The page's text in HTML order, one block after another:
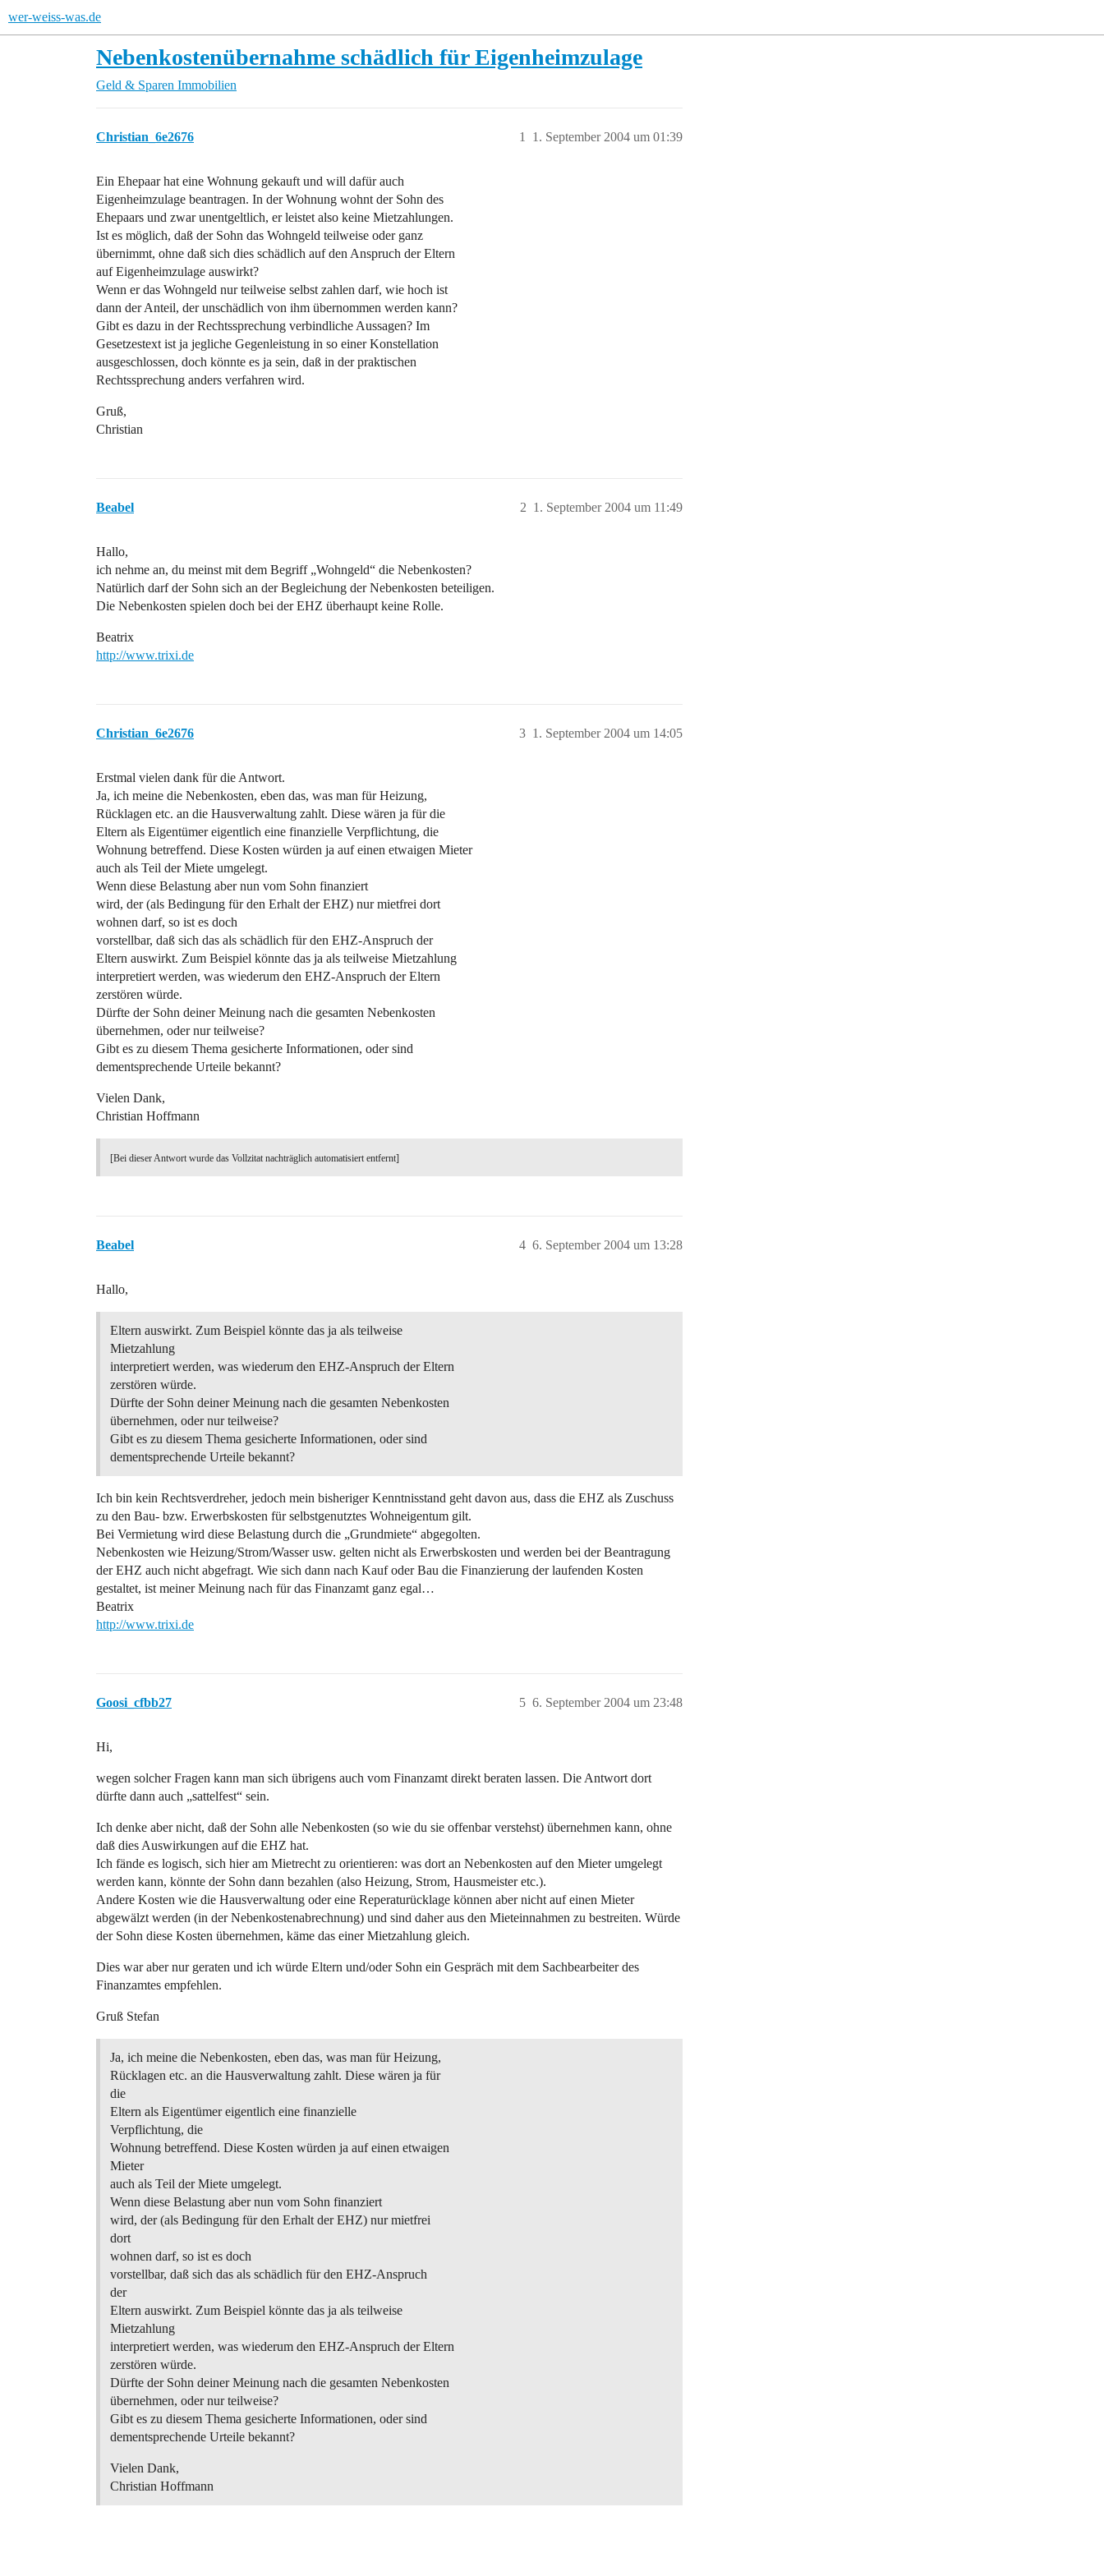
wer-weiss-was.de
Nebenkostenübernahme schädlich für Eigenheimzulage
Geld & Sparen Immobilien
Christian_6e2676 1. September 2004 um 01:39
1
Ein Ehepaar hat eine Wohnung gekauft und will dafür auch
Eigenheimzulage beantragen. In der Wohnung wohnt der Sohn des
Ehepaars und zwar unentgeltlich, er leistet also keine Mietzahlungen.
Ist es möglich, daß der Sohn das Wohngeld teilweise oder ganz
übernimmt, ohne daß sich dies schädlich auf den Anspruch der Eltern
auf Eigenheimzulage auswirkt?
Wenn er das Wohngeld nur teilweise selbst zahlen darf, wie hoch ist
dann der Anteil, der unschädlich von ihm übernommen werden kann?
Gibt es dazu in der Rechtssprechung verbindliche Aussagen? Im
Gesetzestext ist ja jegliche Gegenleistung in so einer Konstellation
ausgeschlossen, doch könnte es ja sein, daß in der praktischen
Rechtssprechung anders verfahren wird.
Gruß,
Christian
Beabel 1. September 2004 um 11:49
2
Hallo,
ich nehme an, du meinst mit dem Begriff „Wohngeld“ die Nebenkosten?
Natürlich darf der Sohn sich an der Begleichung der Nebenkosten beteiligen.
Die Nebenkosten spielen doch bei der EHZ überhaupt keine Rolle.
Beatrix
http://www.trixi.de
Christian_6e2676 1. September 2004 um 14:05
3
Erstmal vielen dank für die Antwort.
Ja, ich meine die Nebenkosten, eben das, was man für Heizung,
Rücklagen etc. an die Hausverwaltung zahlt. Diese wären ja für die
Eltern als Eigentümer eigentlich eine finanzielle Verpflichtung, die
Wohnung betreffend. Diese Kosten würden ja auf einen etwaigen Mieter
auch als Teil der Miete umgelegt.
Wenn diese Belastung aber nun vom Sohn finanziert
wird, der (als Bedingung für den Erhalt der EHZ) nur mietfrei dort
wohnen darf, so ist es doch
vorstellbar, daß sich das als schädlich für den EHZ-Anspruch der
Eltern auswirkt. Zum Beispiel könnte das ja als teilweise Mietzahlung
interpretiert werden, was wiederum den EHZ-Anspruch der Eltern
zerstören würde.
Dürfte der Sohn deiner Meinung nach die gesamten Nebenkosten
übernehmen, oder nur teilweise?
Gibt es zu diesem Thema gesicherte Informationen, oder sind
dementsprechende Urteile bekannt?
Vielen Dank,
Christian Hoffmann
[Bei dieser Antwort wurde das Vollzitat nachträglich automatisiert entfernt]
Beabel 6. September 2004 um 13:28
4
Hallo,
Eltern auswirkt. Zum Beispiel könnte das ja als teilweise
Mietzahlung
interpretiert werden, was wiederum den EHZ-Anspruch der Eltern
zerstören würde.
Dürfte der Sohn deiner Meinung nach die gesamten Nebenkosten
übernehmen, oder nur teilweise?
Gibt es zu diesem Thema gesicherte Informationen, oder sind
dementsprechende Urteile bekannt?
Ich bin kein Rechtsverdreher, jedoch mein bisheriger Kenntnisstand geht davon aus, dass die EHZ als Zuschuss
zu den Bau- bzw. Erwerbskosten für selbstgenutztes Wohneigentum gilt.
Bei Vermietung wird diese Belastung durch die „Grundmiete“ abgegolten.
Nebenkosten wie Heizung/Strom/Wasser usw. gelten nicht als Erwerbskosten und werden bei der Beantragung
der EHZ auch nicht abgefragt. Wie sich dann nach Kauf oder Bau die Finanzierung der laufenden Kosten
gestaltet, ist meiner Meinung nach für das Finanzamt ganz egal…
Beatrix
http://www.trixi.de
Goosi_cfbb27 6. September 2004 um 23:48
5
Hi,
wegen solcher Fragen kann man sich übrigens auch vom Finanzamt direkt beraten lassen. Die Antwort dort
dürfte dann auch „sattelfest“ sein.
Ich denke aber nicht, daß der Sohn alle Nebenkosten (so wie du sie offenbar verstehst) übernehmen kann, ohne
daß dies Auswirkungen auf die EHZ hat.
Ich fände es logisch, sich hier am Mietrecht zu orientieren: was dort an Nebenkosten auf den Mieter umgelegt
werden kann, könnte der Sohn dann bezahlen (also Heizung, Strom, Hausmeister etc.).
Andere Kosten wie die Hausverwaltung oder eine Reperaturücklage können aber nicht auf einen Mieter
abgewälzt werden (in der Nebenkostenabrechnung) und sind daher aus den Mieteinnahmen zu bestreiten. Würde
der Sohn diese Kosten übernehmen, käme das einer Mietzahlung gleich.
Dies war aber nur geraten und ich würde Eltern und/oder Sohn ein Gespräch mit dem Sachbearbeiter des
Finanzamtes empfehlen.
Gruß Stefan
Ja, ich meine die Nebenkosten, eben das, was man für Heizung,
Rücklagen etc. an die Hausverwaltung zahlt. Diese wären ja für
die
Eltern als Eigentümer eigentlich eine finanzielle
Verpflichtung, die
Wohnung betreffend. Diese Kosten würden ja auf einen etwaigen
Mieter
auch als Teil der Miete umgelegt.
Wenn diese Belastung aber nun vom Sohn finanziert
wird, der (als Bedingung für den Erhalt der EHZ) nur mietfrei
dort
wohnen darf, so ist es doch
vorstellbar, daß sich das als schädlich für den EHZ-Anspruch
der
Eltern auswirkt. Zum Beispiel könnte das ja als teilweise
Mietzahlung
interpretiert werden, was wiederum den EHZ-Anspruch der Eltern
zerstören würde.
Dürfte der Sohn deiner Meinung nach die gesamten Nebenkosten
übernehmen, oder nur teilweise?
Gibt es zu diesem Thema gesicherte Informationen, oder sind
dementsprechende Urteile bekannt?
Vielen Dank,
Christian Hoffmann